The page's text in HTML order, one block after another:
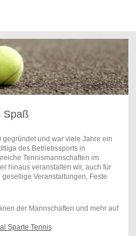
Spaß
und war viele Jahre ein
des Betriebssports in
Tennismannschaften im
hinaus veranstalten wir, auch für
Veranstaltungen, Feste
der Mannschaften und mehr auf
Sparte Tennis